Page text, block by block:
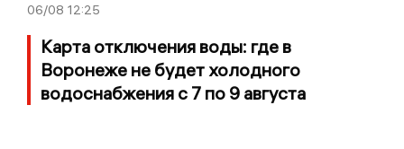
06/08 12:25
Карта отключения воды: где в
Воронеже не будет холодного
водоснабжения с 7 по 9 августа